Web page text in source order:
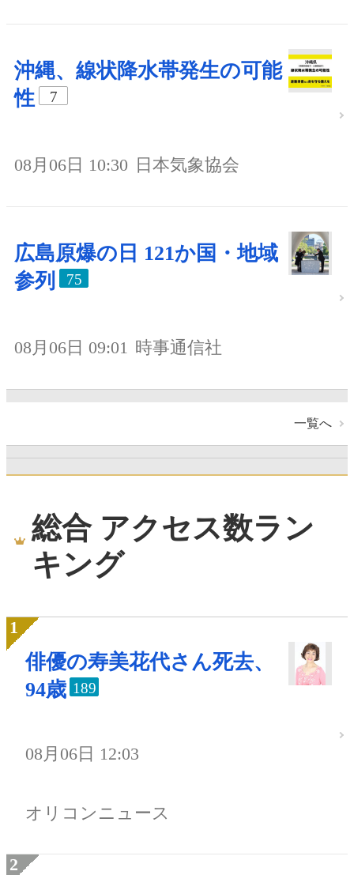
沖縄、線状降水帯発生の可能
性
7
08月06日 10:30 日本気象協会
広島原爆の日 121か国・地域
参列
75
08月06日 09:01 時事通信社
一覧へ
総合 アクセス数ラン
キング
俳優の寿美花代さん死去、
94歳 189
08月06日 12:03
オリコンニュース